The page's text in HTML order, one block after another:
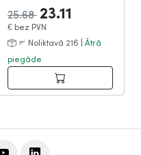
25.68 23.11
€ bez PVN
Noliktavā 216 | Ātrā
piegāde